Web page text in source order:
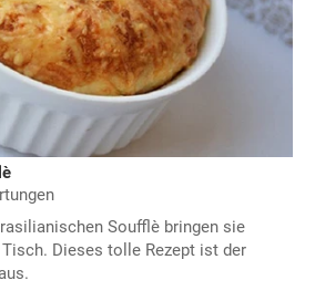
Soufflè bringen sie
Dieses tolle Rezept ist der